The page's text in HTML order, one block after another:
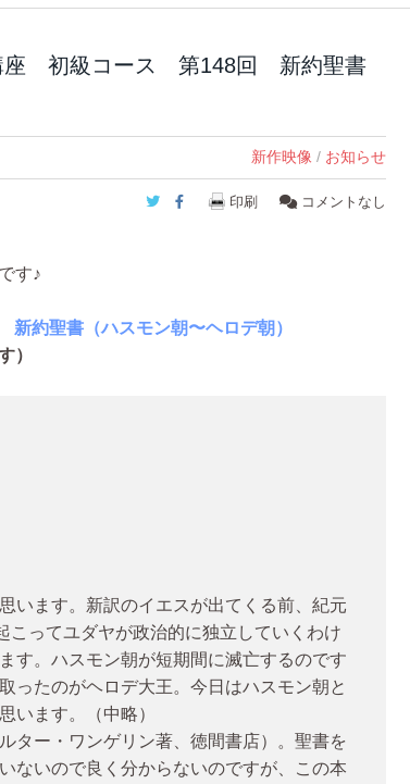
座 初級コース 第148回 新約聖書
新作映像 / お知らせ
Twitter
Facebook
印刷 コメントなし
す♪
聖書（ハスモン朝〜ヘロデ朝）
）
います。新訳のイエスが出てくる前、紀元
こってユダヤが政治的に独立していくわけ
す。ハスモン朝が短期間に滅亡するのです
ったのがヘロデ大王。今日はハスモン朝と
います。（中略）
ター・ワンゲリン著、徳間書店）。聖書を
ないので良く分からないのですが、この本